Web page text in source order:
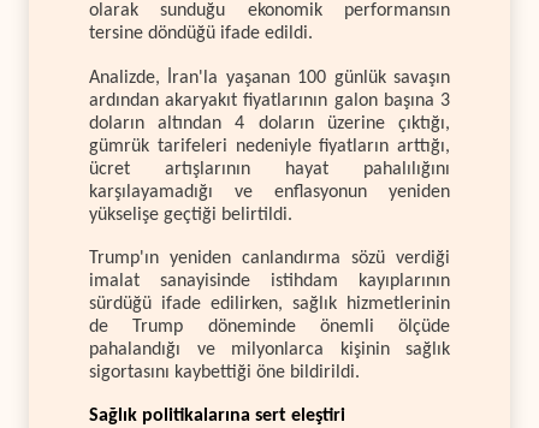
olarak sunduğu ekonomik performansın
tersine döndüğü ifade edildi.
Analizde, İran'la yaşanan 100 günlük savaşın
ardından akaryakıt fiyatlarının galon başına 3
doların altından 4 doların üzerine çıktığı,
gümrük tarifeleri nedeniyle fiyatların arttığı,
ücret artışlarının hayat pahalılığını
karşılayamadığı ve enflasyonun yeniden
yükselişe geçtiği belirtildi.
Trump'ın yeniden canlandırma sözü verdiği
imalat sanayisinde istihdam kayıplarının
sürdüğü ifade edilirken, sağlık hizmetlerinin
de Trump döneminde önemli ölçüde
pahalandığı ve milyonlarca kişinin sağlık
sigortasını kaybettiği öne bildirildi.
Sağlık politikalarına sert eleştiri